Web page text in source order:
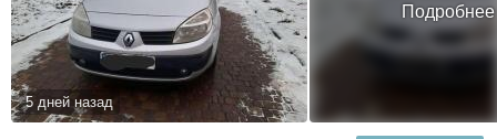
5 дней назад
Подробнее